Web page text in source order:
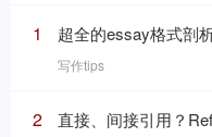
1 超全的essay格式剖析
写作tips
2 直接、间接引用？